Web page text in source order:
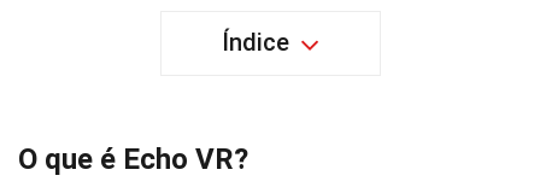
Índice
O que é Echo VR?